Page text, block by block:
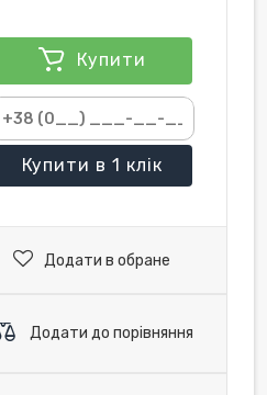
Купити
Купити в 1 клік
Додати в обране
Додати до порівняння